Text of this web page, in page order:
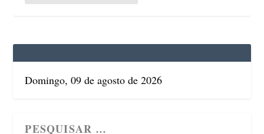
Domingo, 09 de agosto de 2026